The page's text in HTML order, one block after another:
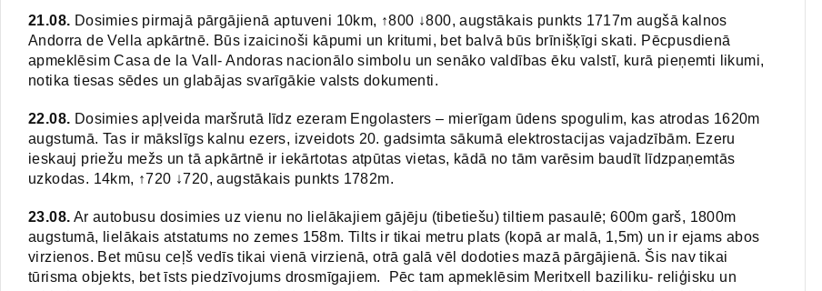
21.08. Dosimies pirmajā pārgājienā aptuveni 10km, ↑800 ↓800, augstākais punkts 1717m augšā kalnos
Andorra de Vella apkārtnē. Būs izaicinoši kāpumi un kritumi, bet balvā būs brīnišķīgi skati. Pēcpusdienā
apmeklēsim Casa de la Vall- Andoras nacionālo simbolu un senāko valdības ēku valstī, kurā pieņemti likumi,
notika tiesas sēdes un glabājas svarīgākie valsts dokumenti.
22.08. Dosimies apļveida maršrutā līdz ezeram Engolasters – mierīgam ūdens spogulim, kas atrodas 1620m
augstumā. Tas ir mākslīgs kalnu ezers, izveidots 20. gadsimta sākumā elektrostacijas vajadzībām. Ezeru
ieskauj priežu mežs un tā apkārtnē ir iekārtotas atpūtas vietas, kādā no tām varēsim baudīt līdzpaņemtās
uzkodas. 14km, ↑720 ↓720, augstākais punkts 1782m.
23.08. Ar autobusu dosimies uz vienu no lielākajiem gājēju (tibetiešu) tiltiem pasaulē; 600m garš, 1800m
augstumā, lielākais atstatums no zemes 158m. Tilts ir tikai metru plats (kopā ar malā, 1,5m) un ir ejams abos
virzienos. Bet mūsu ceļš vedīs tikai vienā virzienā, otrā galā vēl dodoties mazā pārgājienā. Šis nav tikai
tūrisma objekts, bet īsts piedzīvojums drosmīgajiem. Pēc tam apmeklēsim Meritxell baziliku- reliģisku un